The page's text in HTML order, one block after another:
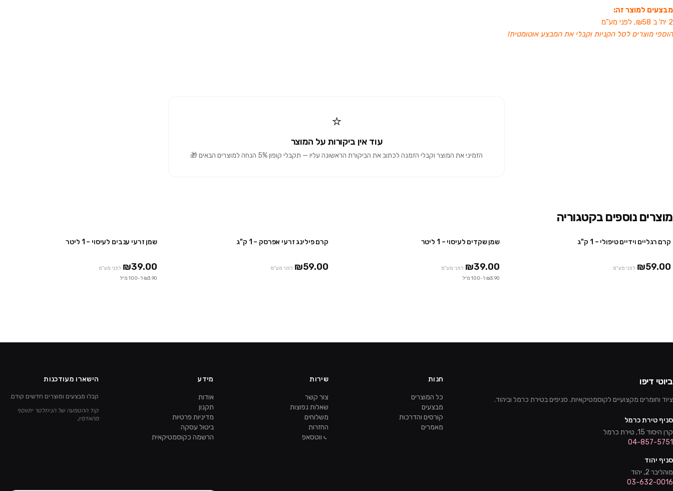
מבצעים למוצר זה:
2 יח' ב ₪58, לפני מע”מ
הוספי מוצרים לסל הקניות וקבלי את המבצע אוטומטית!
⭐
עוד אין ביקורות על המוצר
הזמיני את המוצר וקבלי הזמנה לכתוב את הביקורת הראשונה עליו — תקבלי קופון 5% הנחה למוצרים הבאים 🎁
מוצרים נוספים בקטגוריה
קרם רגליים וידיים טיפולי – 1 ק"ג
₪59.00 לפני מע"מ
שמן שקדים לעיסוי – 1 ליטר
₪39.00 לפני מע"מ
₪3.90 ל-100 מ״ל
קרם פילינג זרעי אפרסק – 1 ק"ג
₪59.00 לפני מע"מ
שמן זרעי ענבים לעיסוי – 1 ליטר
₪39.00 לפני מע"מ
₪3.90 ל-100 מ״ל
ביוטי דיפו
ציוד וחומרים מקצועיים לקוסמטיקאיות. סניפים בטירת כרמל וביהוד.
סניף טירת כרמל
קרן היסוד 15, טירת כרמל
04-857-5751
סניף יהוד
מוהליבר 2, יהוד
03-632-0016
חנות
כל המוצרים
מבצעים
קורסים והדרכות
מאמרים
שירות
צור קשר
שאלות נפוצות
משלוחים
החזרות
ווטסאפ
מידע
אודות
תקנון
מדיניות פרטיות
ביטול עסקה
הרשמה כקוסמטיקאית
הישארו מעודכנות
קבלו מבצעים ומוצרים חדשים קודם.
קוד ההטמעה של הניוזלטר יתווסף
מהאדמין.